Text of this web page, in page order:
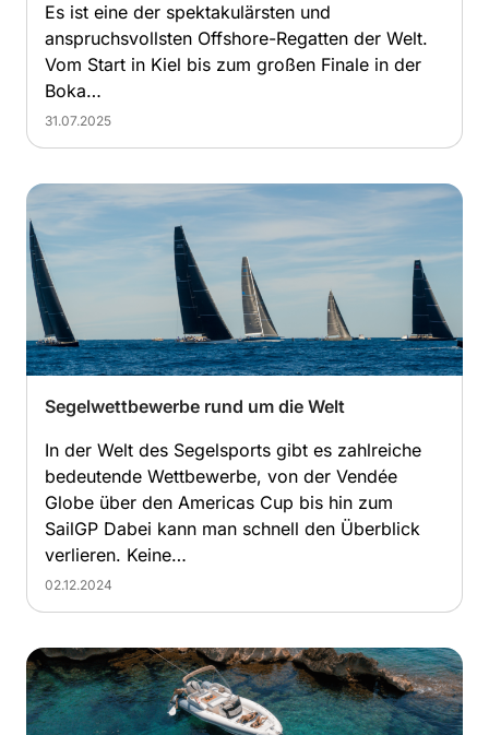
Es ist eine der spektakulärsten und
anspruchsvollsten Offshore-Regatten der Welt.
Vom Start in Kiel bis zum großen Finale in der
Boka…
31.07.2025
Segelwettbewerbe rund um die Welt​
In der Welt des Segelsports gibt es zahlreiche
bedeutende Wettbewerbe, von der Vendée
Globe über den Americas Cup bis hin zum
SailGP Dabei kann man schnell den Überblick
verlieren. Keine…
02.12.2024